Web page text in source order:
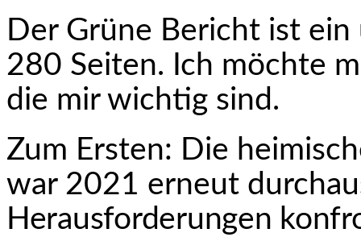
Der Grüne Bericht ist
280 Seiten. Ich möchte
die mir wichtig sind.
Zum Ersten: Die
war 2021 erneut
Herausforderungen